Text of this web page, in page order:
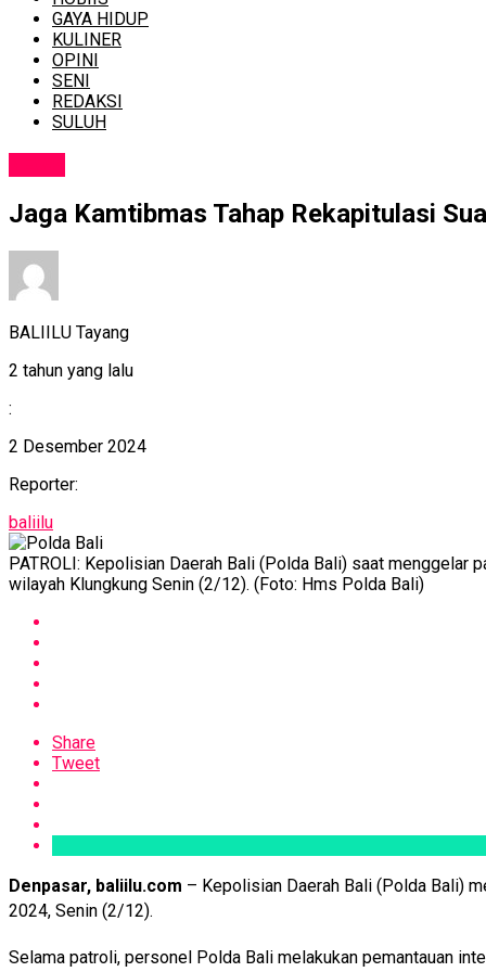
GAYA HIDUP
KULINER
OPINI
SENI
REDAKSI
SULUH
Jaga Kamtibmas Tahap Rekapitulasi
BALIILU Tayang
2 tahun yang lalu
:
2 Desember 2024
Reporter:
baliilu
PATROLI: Kepolisian Daerah Bali (Polda Bali) saat
wilayah Klungkung Senin (2/12). (Foto: Hms Polda Bali)
Share
Tweet
Denpasar, baliilu.com – Kepolisian Daerah Bali (Polda Bali)
2024, Senin (2/12).
Selama patroli, personel Polda Bali melakukan pemantauan